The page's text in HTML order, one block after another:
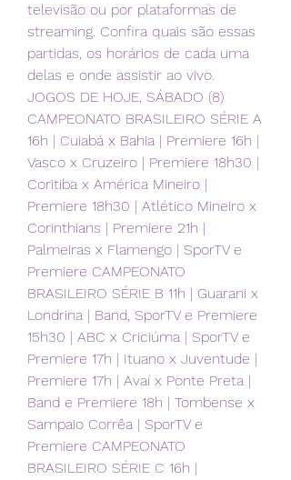
televisão ou por plataformas de
streaming. Confira quais são essas
partidas, os horários de cada uma
delas e onde assistir ao vivo.
JOGOS DE HOJE, SÁBADO (8)
CAMPEONATO BRASILEIRO SÉRIE A
16h | Cuiabá x Bahia | Premiere 16h |
Vasco x Cruzeiro | Premiere 18h30 |
Coritiba x América Mineiro |
Premiere 18h30 | Atlético Mineiro x
Corinthians | Premiere 21h |
Palmeiras x Flamengo | SporTV e
Premiere CAMPEONATO
BRASILEIRO SÉRIE B 11h | Guarani x
Londrina | Band, SporTV e Premiere
15h30 | ABC x Criciúma | SporTV e
Premiere 17h | Ituano x Juventude |
Premiere 17h | Avaí x Ponte Preta |
Band e Premiere 18h | Tombense x
Sampaio Corrêa | SporTV e
Premiere CAMPEONATO
BRASILEIRO SÉRIE C 16h |